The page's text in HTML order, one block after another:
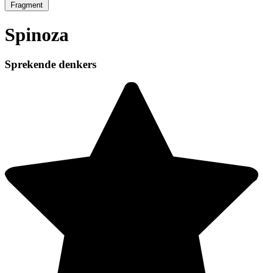
Fragment
Spinoza
Sprekende denkers